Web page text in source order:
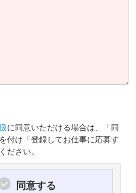
に同意いただける場合は、「同
付け「登録してお仕事に応募す
ださい。
同意する